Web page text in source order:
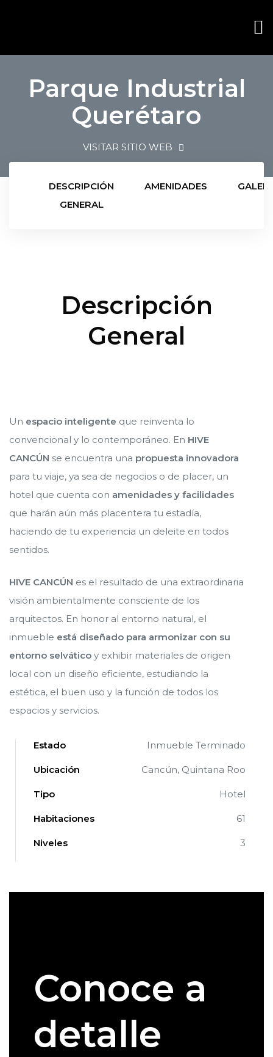
Parque Industrial
Querétaro
VISITAR SITIO WEB
DESCRIPCIÓN
GENERAL
AMENIDADES
Descripción
General
Un espacio inteligente que reinventa lo
convencional y lo contemporáneo. En HIVE
CANCÚN se encuentra una propuesta innovadora
para tu viaje, ya sea de negocios o de placer, un
hotel que cuenta con amenidades y facilidades
que harán aún más placentera tu estadía,
haciendo de tu experiencia un deleite en todos
sentidos.
HIVE CANCÚN es el resultado de una extraordinaria
visión ambientalmente consciente de los
arquitectos. En honor al entorno natural, el
inmueble está diseñado para armonizar con su
entorno selvático y exhibir materiales de origen
local con un diseño eficiente, estudiando la
estética, el buen uso y la función de todos los
espacios y servicios.
Estado Inmueble Terminado
Ubicación Cancún, Quintana Roo
Tipo Hotel
Habitaciones 61
Niveles 3
Conoce a
detalle